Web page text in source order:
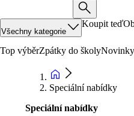
Všechny kategorie
Koupit teď
Top výběrZpátky do školyNovinky
Speciální nabídky
Speciální nabídky